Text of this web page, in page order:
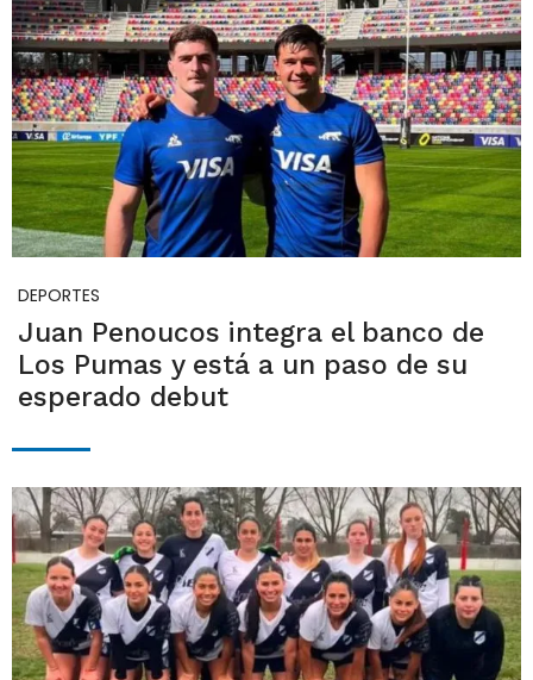
DEPORTES
Juan Penoucos integra el banco de
Los Pumas y está a un paso de su
esperado debut